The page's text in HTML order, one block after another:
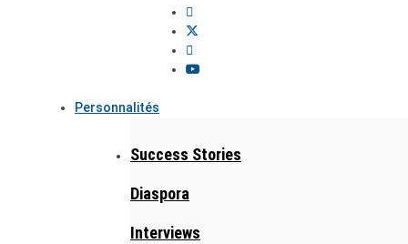
Personnalités
Success Stories
Diaspora
Interviews